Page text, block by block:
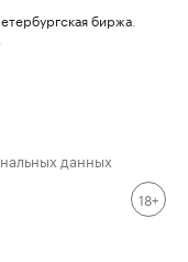
биржа
данных
18+